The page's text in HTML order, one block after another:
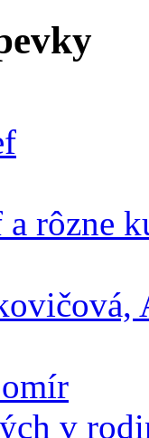
rôzne
v